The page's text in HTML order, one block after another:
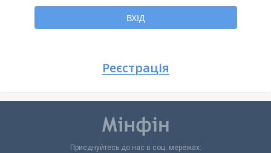
ВХІД
Реєстрація
Приєднуйтесь до нас в соц. мережах: